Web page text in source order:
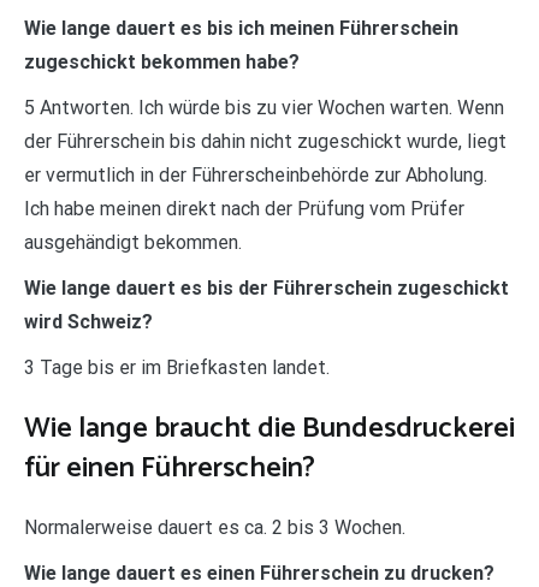
Wie lange dauert es bis ich meinen Führerschein
zugeschickt bekommen habe?
5 Antworten. Ich würde bis zu vier Wochen warten. Wenn
der Führerschein bis dahin nicht zugeschickt wurde, liegt
er vermutlich in der Führerscheinbehörde zur Abholung.
Ich habe meinen direkt nach der Prüfung vom Prüfer
ausgehändigt bekommen.
Wie lange dauert es bis der Führerschein zugeschickt
wird Schweiz?
3 Tage bis er im Briefkasten landet.
Wie lange braucht die Bundesdruckerei
für einen Führerschein?
Normalerweise dauert es ca. 2 bis 3 Wochen.
Wie lange dauert es einen Führerschein zu drucken?